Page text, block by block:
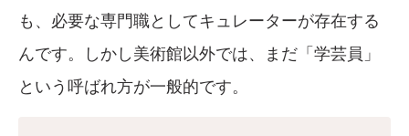
も、必要な専門職としてキュレーターが存在する
んです。しかし美術館以外では、まだ「学芸員」
という呼ばれ方が一般的です。